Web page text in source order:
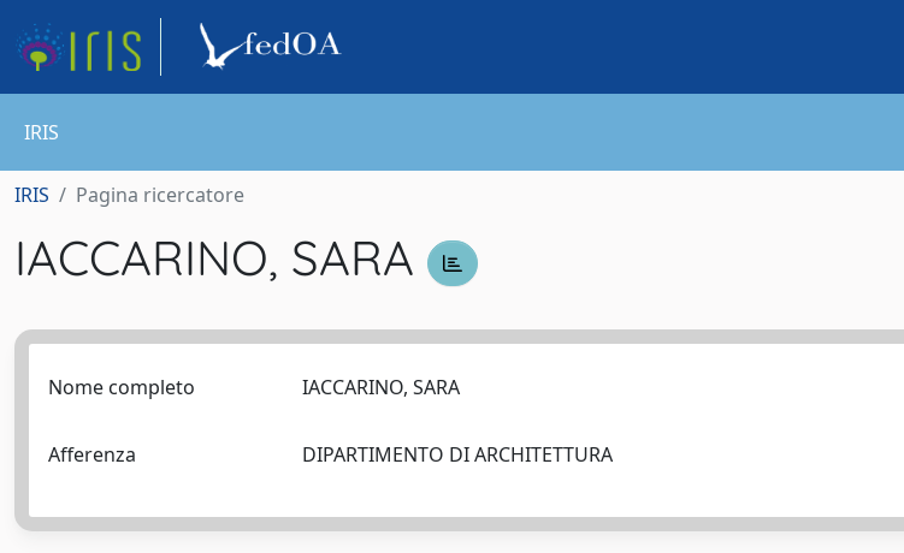
IRIS
IRIS Pagina ricercatore
IACCARINO, SARA
Nome completo IACCARINO, SARA
Afferenza DIPARTIMENTO DI ARCHITETTURA